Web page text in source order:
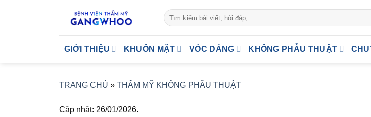
GIỚI THIỆU KHUÔN MẶT VÓC DÁNG KHÔNG PHẪU THUẬT
TRANG CHỦ » THẨM MỸ KHÔNG PHẪU THUẬT
Cập nhật: 26/01/2026.